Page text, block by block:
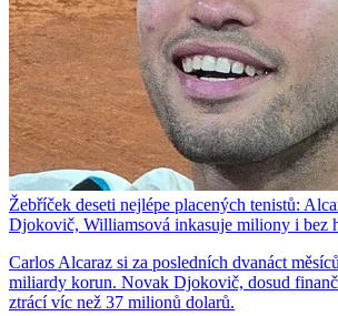
Žebříček deseti nejlépe placených tenistů:
Djokovič, Williamsová inkasuje miliony i bez
Carlos Alcaraz si za posledních dvanáct
miliardy korun. Novak Djokovič, dosud
ztrácí víc než 37 milionů dolarů.